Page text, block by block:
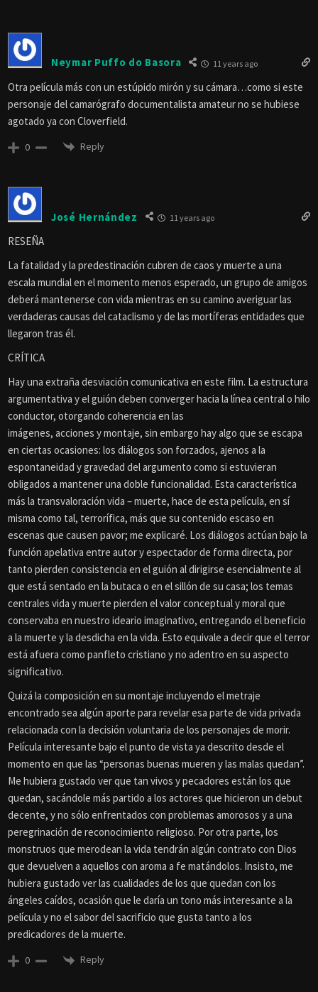
Neymar Puffo do Basora 11 years ago
Otra película más con un estúpido mirón y su cámara…como si este
personaje del camarógrafo documentalista amateur no se hubiese
agotado ya con Cloverfield.
0 Reply
José Hernández 11 years ago
RESEÑA
La fatalidad y la predestinación cubren de caos y muerte a una
escala mundial en el momento menos esperado, un grupo de amigos
deberá mantenerse con vida mientras en su camino averiguar las
verdaderas causas del cataclismo y de las mortíferas entidades que
llegaron tras él.
CRÍTICA
Hay una extraña desviación comunicativa en este film. La estructura
argumentativa y el guión deben converger hacia la línea central o hilo
conductor, otorgando coherencia en las
imágenes, acciones y montaje, sin embargo hay algo que se escapa
en ciertas ocasiones: los diálogos son forzados, ajenos a la
espontaneidad y gravedad del argumento como si estuvieran
obligados a mantener una doble funcionalidad. Esta característica
más la transvaloración vida – muerte, hace de esta película, en sí
misma como tal, terrorífica, más que su contenido escaso en
escenas que causen pavor; me explicaré. Los diálogos actúan bajo la
función apelativa entre autor y espectador de forma directa, por
tanto pierden consistencia en el guión al dirigirse esencialmente al
que está sentado en la butaca o en el sillón de su casa; los temas
centrales vida y muerte pierden el valor conceptual y moral que
conservaba en nuestro ideario imaginativo, entregando el beneficio
a la muerte y la desdicha en la vida. Esto equivale a decir que el terror
está afuera como panfleto cristiano y no adentro en su aspecto
significativo.
Quizá la composición en su montaje incluyendo el metraje
encontrado sea algún aporte para revelar esa parte de vida privada
relacionada con la decisión voluntaria de los personajes de morir.
Película interesante bajo el punto de vista ya descrito desde el
momento en que las “personas buenas mueren y las malas quedan”.
Me hubiera gustado ver que tan vivos y pecadores están los que
quedan, sacándole más partido a los actores que hicieron un debut
decente, y no sólo enfrentados con problemas amorosos y a una
peregrinación de reconocimiento religioso. Por otra parte, los
monstruos que merodean la vida tendrán algún contrato con Dios
que devuelven a aquellos con aroma a fe matándolos. Insisto, me
hubiera gustado ver las cualidades de los que quedan con los
ángeles caídos, ocasión que le daría un tono más interesante a la
película y no el sabor del sacrificio que gusta tanto a los
predicadores de la muerte.
0 Reply